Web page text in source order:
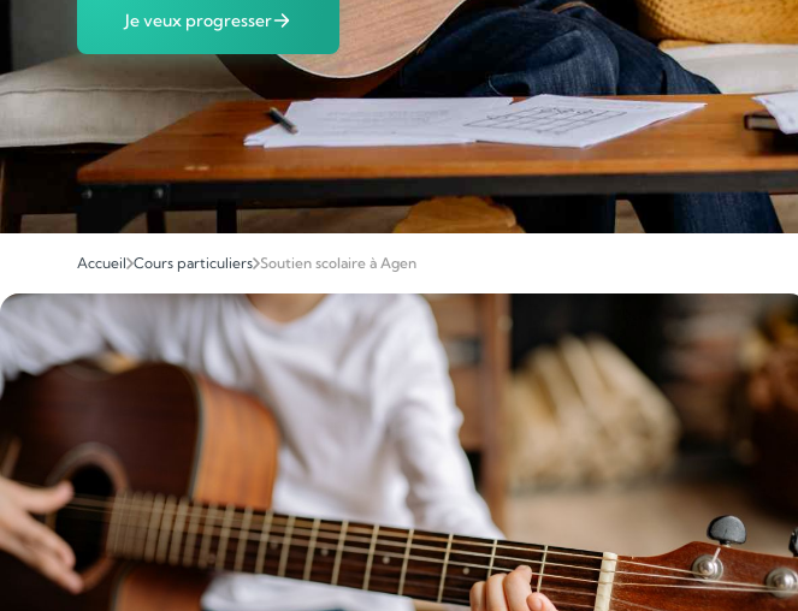
Je veux progresser
Accueil Cours particuliers Soutien scolaire à Agen